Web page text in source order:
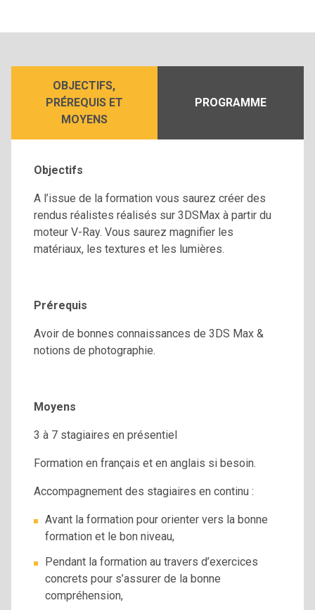
OBJECTIFS,
PRÉREQUIS ET
MOYENS
PROGRAMME
Objectifs
A l’issue de la formation vous saurez créer des
rendus réalistes réalisés sur 3DSMax à partir du
moteur V-Ray. Vous saurez magnifier les
matériaux, les textures et les lumières.
Prérequis
Avoir de bonnes connaissances de 3DS Max &
notions de photographie.
Moyens
3 à 7 stagiaires en présentiel
Formation en français et en anglais si besoin.
Accompagnement des stagiaires en continu :
Avant la formation pour orienter vers la bonne
formation et le bon niveau,
Pendant la formation au travers d’exercices
concrets pour s’assurer de la bonne
compréhension,